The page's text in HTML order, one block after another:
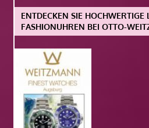
ENTDECKEN SIE HOCHWERTIGE
FASHIONUHREN BEI OTTO-